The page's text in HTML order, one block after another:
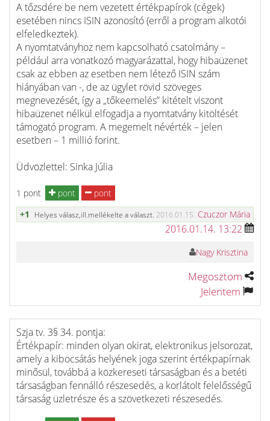
A tőzsdére be nem vezetett értékpapírok (cégek)
esetében nincs ISIN azonosító (erről a program alkotói
elfeledkeztek).
A nyomtatványhoz nem kapcsolható csatolmány –
például arra vonatkozó magyarázattal, hogy hibaüzenet
csak az ebben az esetben nem létező ISIN szám
hiányában van -, de az ügylet rövid szöveges
megnevezését, így a „tőkeemelés” kitételt viszont
hibaüzenet nélkül elfogadja a nyomtatvány kitöltését
támogató program. A megemelt névérték – jelen
esetben – 1 millió forint.
Üdvözlettel: Sinka Júlia
1 pont pont
pont
+1
Helyes válasz,ill.mellékelte a választ. 2016.01.15. Czuczor Mária
2016.01.14. 13:22
Nagy Krisztina
Megosztom
Jelentem
Szja tv. 3§ 34. pontja:
Értékpapír: minden olyan okirat, elektronikus jelsorozat,
amely a kibocsátás helyének joga szerint értékpapírnak
minősül, továbbá a közkereseti társaságban és a betéti
társaságban fennálló részesedés, a korlátolt felelősségű
társaság üzletrésze és a szövetkezeti részesedés.